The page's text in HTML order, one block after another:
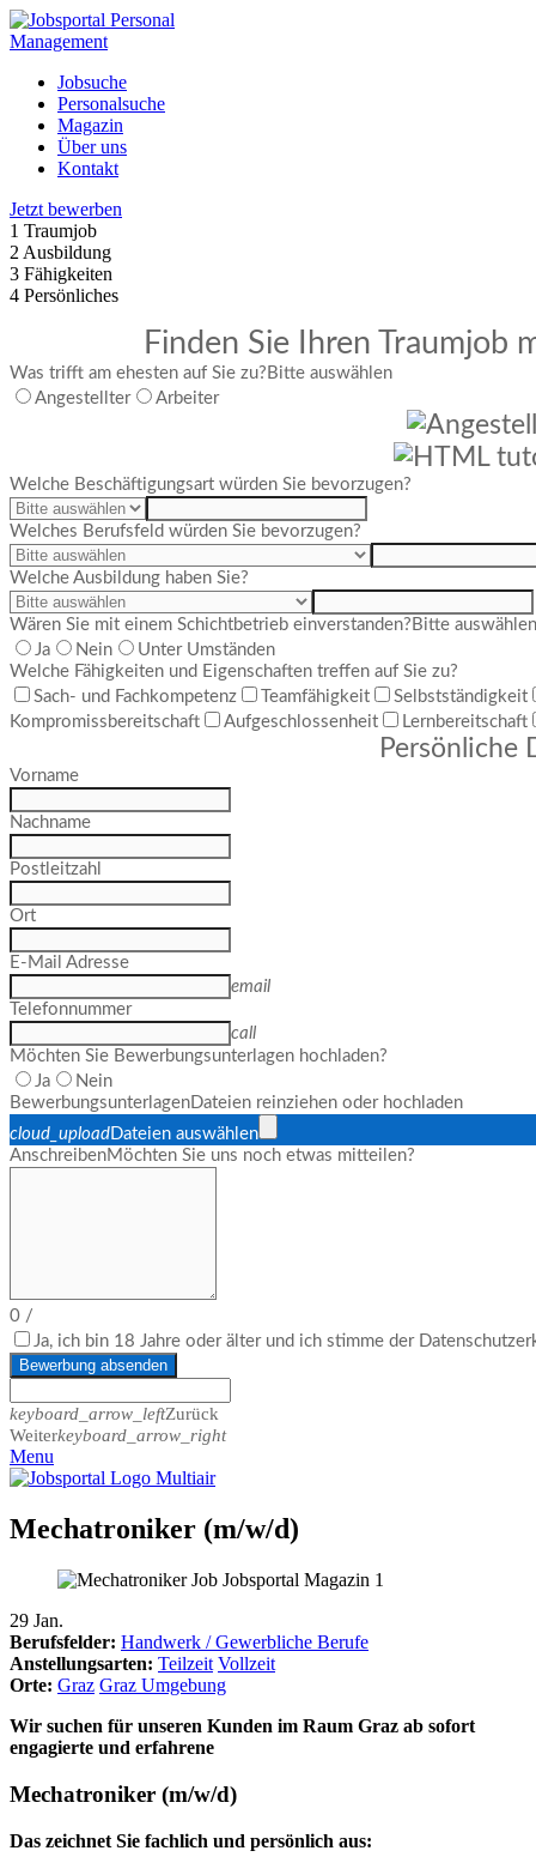
Jobsuche
Personalsuche
Magazin
Über uns
Kontakt
Jetzt bewerben
1 Traumjob
2 Ausbildung
3 Fähigkeiten
4 Persönliches
Finden Sie Ihren Traumjob
Was trifft am ehesten auf Sie zu? Bitte auswählen
Angestellter
Arbeiter
Welche Beschäftigungsart würden Sie bevorzugen?
Welches Berufsfeld würden Sie bevorzugen?
Welche Ausbildung haben Sie?
Wären Sie mit einem Schichtbetrieb einverstanden? Bitte auswählen
Ja
Nein
Unter Umständen
Welche Fähigkeiten und Eigenschaften treffen auf Sie zu?
Sach- und Fachkompetenz
Teamfähigkeit
Selbstständigkeit
Kompromissbereitschaft
Aufgeschlossenheit Lernbereitschaft
Persönliche
Vorname
Nachname
Postleitzahl
Ort
E-Mail Adresse
email
Telefonnummer
call
Möchten Sie Bewerbungsunterlagen hochladen?
Ja
Nein
BewerbungsunterlagenDateien reinziehen oder hochladen
cloud_uploadDateien auswählen
AnschreibenMöchten Sie uns noch etwas mitteilen?
0 /
Ja, ich bin 18 Jahre oder älter und ich stimme der
Bewerbung absenden
keyboard_arrow_leftZurück
Weiterkeyboard_arrow_right
Menu
Mechatroniker (m/w/d)
29 Jan.
Berufsfelder: Handwerk / Gewerbliche Berufe
Anstellungsarten: Teilzeit Vollzeit
Orte: Graz Graz Umgebung
Wir suchen für unseren Kunden im Raum Graz ab sofort
engagierte und erfahrene
Mechatroniker (m/w/d)
Das zeichnet Sie fachlich und persönlich aus: